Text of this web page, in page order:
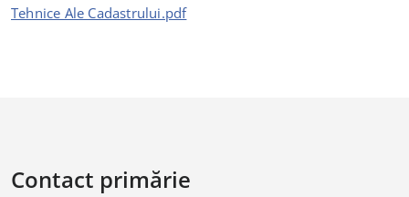
Tehnice Ale Cadastrului.pdf
Contact primărie